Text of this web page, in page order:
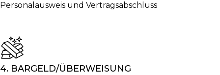
Personalausweis und Vertragsabschluss
4. BARGELD/ÜBERWEISUNG